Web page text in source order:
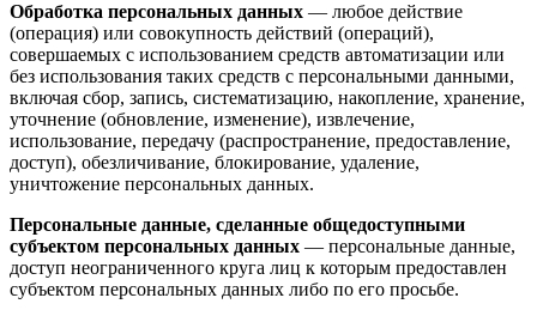
Обработка персональных данных — любое действие
(операция) или совокупность действий (операций),
совершаемых с использованием средств автоматизации или
без использования таких средств с персональными данными,
включая сбор, запись, систематизацию, накопление, хранение,
уточнение (обновление, изменение), извлечение,
использование, передачу (распространение, предоставление,
доступ), обезличивание, блокирование, удаление,
уничтожение персональных данных.
Персональные данные, сделанные общедоступными
субъектом персональных данных — персональные данные,
доступ неограниченного круга лиц к которым предоставлен
субъектом персональных данных либо по его просьбе.